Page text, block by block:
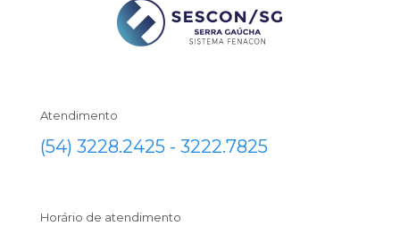
Atendimento
(54) 3228.2425 - 3222.7825
Horário de atendimento